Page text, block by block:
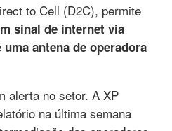
to Cell (D2C), permite
sinal de internet via
antena de operadora
alerta no setor. A XP
na última semana